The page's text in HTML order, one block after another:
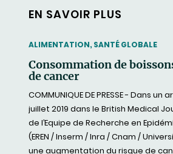
EN SAVOIR PLUS
THEMATIC
ALIMENTATION, SANTÉ GLOBALE
Consommation de
de cancer
COMMUNIQUE DE PRESSE - Dans
juillet 2019 dans le British Medical
de l’Equipe de Recherche en
(EREN / Inserm / Inra / Cnam /
une augmentation du risque de